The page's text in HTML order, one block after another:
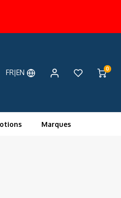
FR|EN 0
Marques